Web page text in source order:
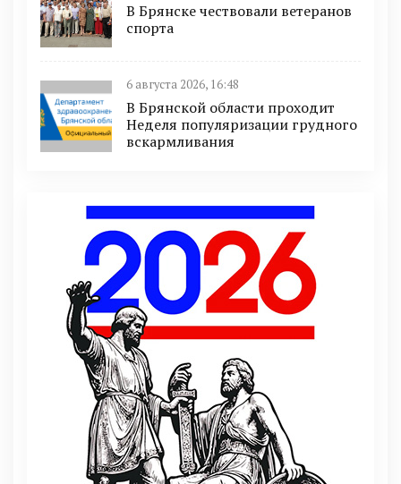
В Брянске чествовали ветеранов
спорта
6 августа 2026, 16:48
В Брянской области проходит
Неделя популяризации грудного
вскармливания